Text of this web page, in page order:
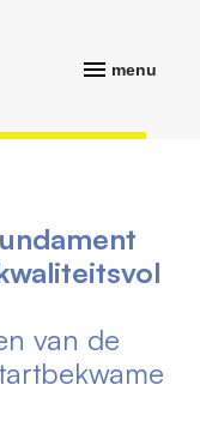
menu
van de